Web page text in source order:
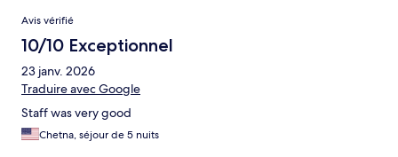
Avis
Avis vérifié
10/10 Exceptionnel
23 janv. 2026
Traduire avec Google
Staff was very good
Chetna, séjour de 5 nuits